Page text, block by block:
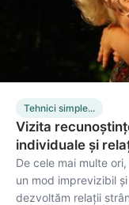
Tehnici simple...
Vizita
individuale și
De cele mai multe
un mod imprevizibil
dezvoltăm relații